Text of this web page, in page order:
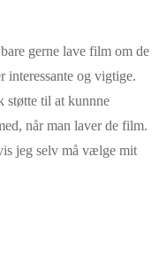
gerne lave film om de
interessante og vigtige.
støtte til at kunnne
når man laver de film.
jeg selv må vælge mit